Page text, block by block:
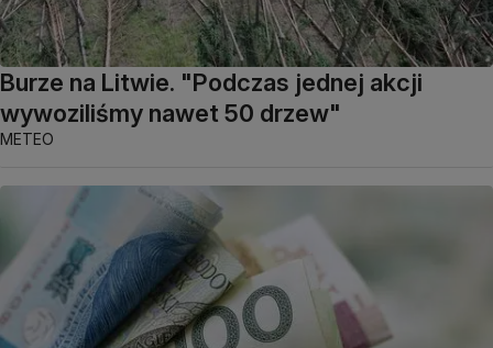
Burze na Litwie. "Podczas jednej akcji
wywoziliśmy nawet 50 drzew"
METEO